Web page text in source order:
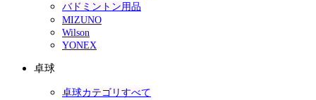
バドミントン用品
MIZUNO
Wilson
YONEX
卓球
卓球カテゴリすべて